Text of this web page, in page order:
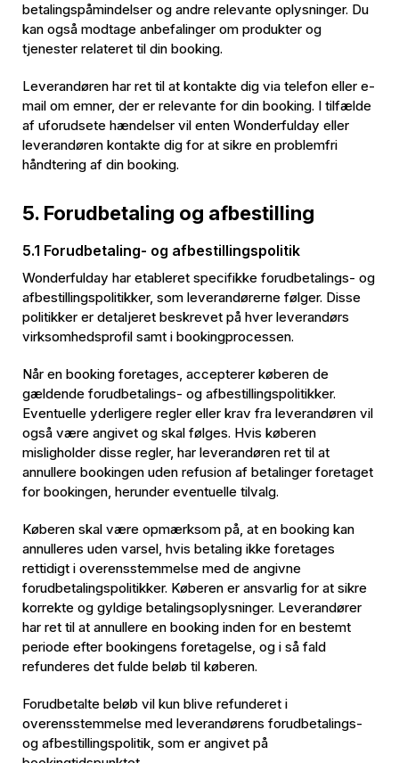
betalingspåmindelser og andre relevante oplysninger. Du
kan også modtage anbefalinger om produkter og
tjenester relateret til din booking.
Leverandøren har ret til at kontakte dig via telefon eller e-
mail om emner, der er relevante for din booking. I tilfælde
af uforudsete hændelser vil enten Wonderfulday eller
leverandøren kontakte dig for at sikre en problemfri
håndtering af din booking.
5. Forudbetaling og afbestilling
5.1 Forudbetaling- og afbestillingspolitik
Wonderfulday har etableret specifikke forudbetalings- og
afbestillingspolitikker, som leverandørerne følger. Disse
politikker er detaljeret beskrevet på hver leverandørs
virksomhedsprofil samt i bookingprocessen.
Når en booking foretages, accepterer køberen de
gældende forudbetalings- og afbestillingspolitikker.
Eventuelle yderligere regler eller krav fra leverandøren vil
også være angivet og skal følges. Hvis køberen
misligholder disse regler, har leverandøren ret til at
annullere bookingen uden refusion af betalinger foretaget
for bookingen, herunder eventuelle tilvalg.
Køberen skal være opmærksom på, at en booking kan
annulleres uden varsel, hvis betaling ikke foretages
rettidigt i overensstemmelse med de angivne
forudbetalingspolitikker. Køberen er ansvarlig for at sikre
korrekte og gyldige betalingsoplysninger. Leverandører
har ret til at annullere en booking inden for en bestemt
periode efter bookingens foretagelse, og i så fald
refunderes det fulde beløb til køberen.
Forudbetalte beløb vil kun blive refunderet i
overensstemmelse med leverandørens forudbetalings-
og afbestillingspolitik, som er angivet på